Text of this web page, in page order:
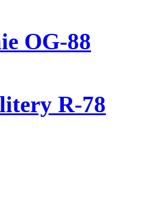
OG-88
R-78